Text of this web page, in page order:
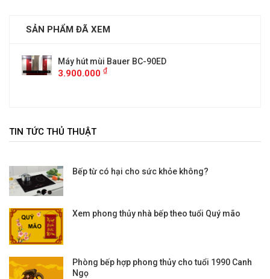
SẢN PHẨM ĐÃ XEM
Máy hút mùi Bauer BC-90ED
3.900.000 ₫
TIN TỨC THỦ THUẬT
Bếp từ có hại cho sức khỏe không?
Xem phong thủy nhà bếp theo tuổi Quý mão
Phòng bếp hợp phong thủy cho tuổi 1990 Canh
Ngọ